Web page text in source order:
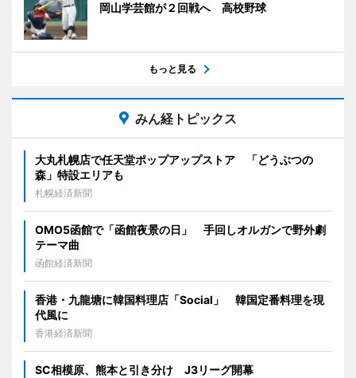
岡山学芸館が２回戦へ 高校野球
もっと見る
みん経トピックス
大丸札幌店で任天堂ポップアップストア 「どうぶつの
森」特設エリアも
札幌経済新聞
OMO5函館で「函館夜景の日」 手回しオルガンで野外劇
テーマ曲
函館経済新聞
香港・九龍塘に韓国料理店「Social」 韓国定番料理を現
代風に
香港経済新聞
SC相模原、熊本と引き分け J3リーグ開幕